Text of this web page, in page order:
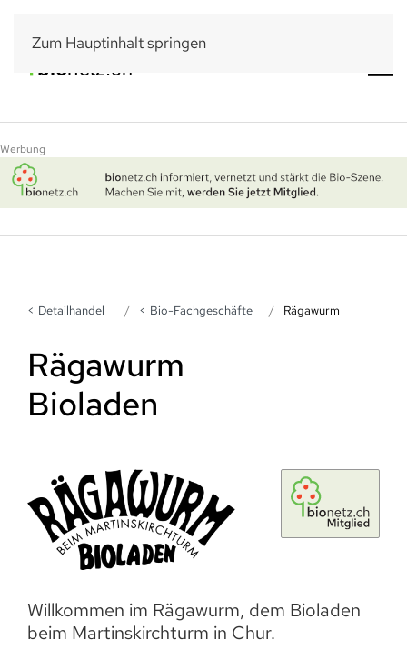
Zum Hauptinhalt springen
Werbung
Detailhandel Bio-Fachgeschäfte Rägawurm
Rägawurm
Bioladen
Willkommen im Rägawurm, dem Bioladen
beim Martinskirchturm in Chur.